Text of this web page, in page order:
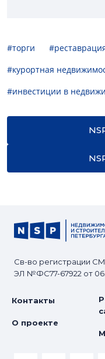
#торги
#курортная
#инвестиции в
Св-во регистрации
ЭЛ №ФС77-67922 от
Контакты
О проекте